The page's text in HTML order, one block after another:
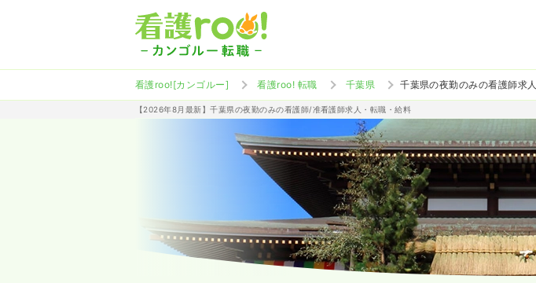
看護roo![カンゴルー] 看護roo! 転職 千葉県 千葉県の夜勤のみの看護師求人
【2026年8月最新】千葉県の夜勤のみの看護師/准看護師求人・転職・給料